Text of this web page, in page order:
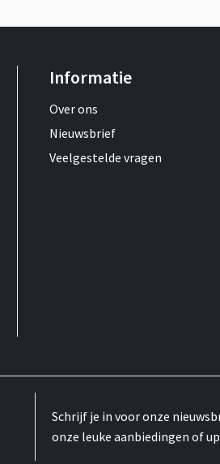
Informatie
Over ons
Nieuwsbrief
Veelgestelde vragen
Schrijf je in voor onze
onze leuke aanbiedingen of